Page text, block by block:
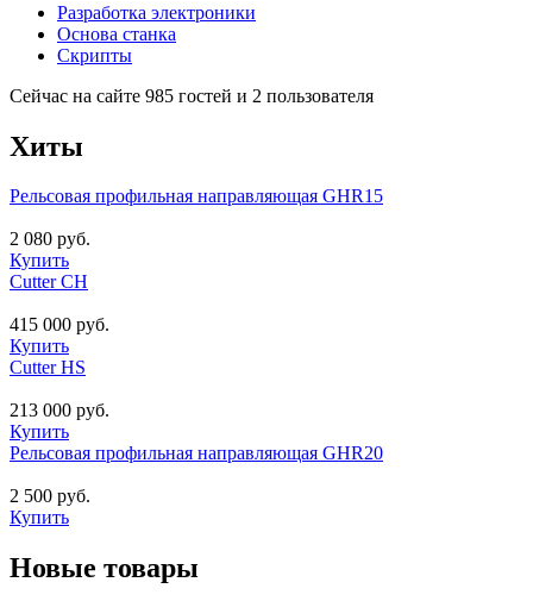
Разработка электроники
Основа станка
Скрипты
Сейчас на сайте 985 гостей и 2 пользователя
Хиты
Рельсовая профильная направляющая GHR15
2 080 руб.
Купить
Cutter CH
415 000 руб.
Купить
Cutter HS
213 000 руб.
Купить
Рельсовая профильная направляющая GHR20
2 500 руб.
Купить
Новые товары